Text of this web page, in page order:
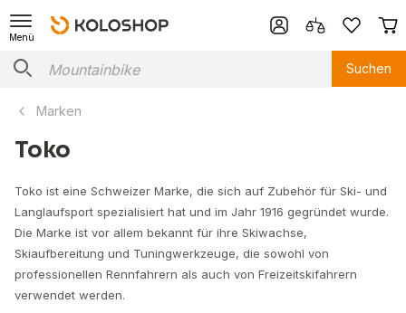
Menü
Suchen
Marken
Toko
Toko ist eine Schweizer Marke, die sich auf Zubehör für Ski- und
Langlaufsport spezialisiert hat und im Jahr 1916 gegründet wurde.
Die Marke ist vor allem bekannt für ihre Skiwachse,
Skiaufbereitung und Tuningwerkzeuge, die sowohl von
professionellen Rennfahrern als auch von Freizeitskifahrern
verwendet werden.